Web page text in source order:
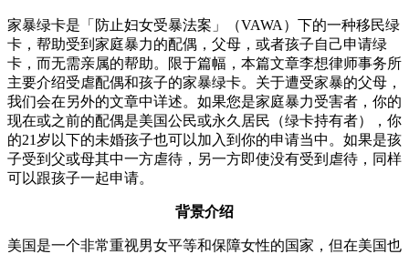
家暴绿卡是「防止妇女受暴法案」（VAWA）下的一种移民绿
卡，帮助受到家庭暴力的配偶，父母，或者孩子自己申请绿
卡，而无需亲属的帮助。限于篇幅，本篇文章李想律师事务所
主要介绍受虐配偶和孩子的家暴绿卡。关于遭受家暴的父母，
我们会在另外的文章中详述。如果您是家庭暴力受害者，你的
现在或之前的配偶是美国公民或永久居民（绿卡持有者），你
的21岁以下的未婚孩子也可以加入到你的申请当中。如果是孩
子受到父或母其中一方虐待，另一方即使没有受到虐待，同样
可以跟孩子一起申请。
背景介绍
美国是一个非常重视男女平等和保障女性的国家，但在美国也